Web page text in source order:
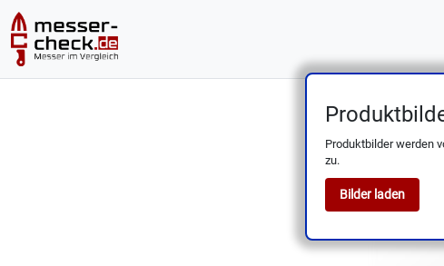
Produktbilder werden
zu.
Bilder laden
Sunnecko